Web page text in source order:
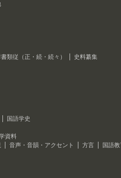
類従（正・続・続々）
史料纂集
国語学史
資料
音声・音韻・アクセント 方言
国語